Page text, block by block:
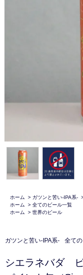
ホーム > ガツンと苦い-IPA系-
ホーム
> 全てのビール一覧
ホーム
> 世界のビール
ガツンと苦い-IPA系- 全て
シエラネバダ